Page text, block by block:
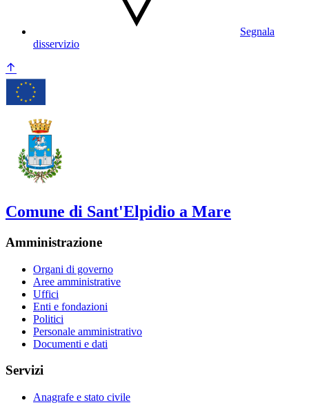
Segnala
disservizio
Comune di Sant'Elpidio a Mare
Amministrazione
Organi di governo
Aree amministrative
Uffici
Enti e fondazioni
Politici
Personale amministrativo
Documenti e dati
Servizi
Anagrafe e stato civile